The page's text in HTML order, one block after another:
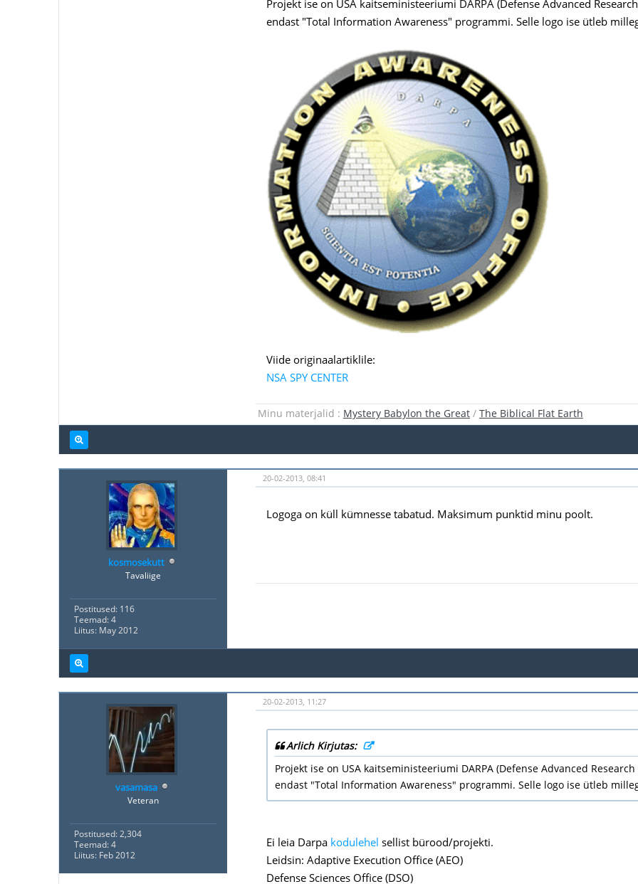
Projekt ise on USA kaitseministeeriumi DARPA (Defense Advanced
endast "Total Information Awareness" programmi. Selle logo ise ütleb
Viide originaalartiklile:
NSA SPY CENTER
Minu materjalid : Mystery Babylon the Great/ The Biblical Flat Earth
kosmosekutt
Tavaliige
Postitused: 116
Teemad: 4
Liitus: May 2012
20-02-2013, 08:41
Logoga on küll kümnesse tabatud. Maksimum punktid minu poolt.
vasamasa
Veteran
Postitused: 2,304
Teemad: 4
Liitus: Feb 2012
20-02-2013, 11:27
Arlich Kirjutas:
Projekt ise on USA kaitseministeeriumi DARPA (Defense Advanced
endast "Total Information Awareness" programmi. Selle logo ise ütleb
Ei leia Darpa kodulehel sellist bürood/projekti.
Leidsin: Adaptive Execution Office (AEO)
Defense Sciences Office (DSO)